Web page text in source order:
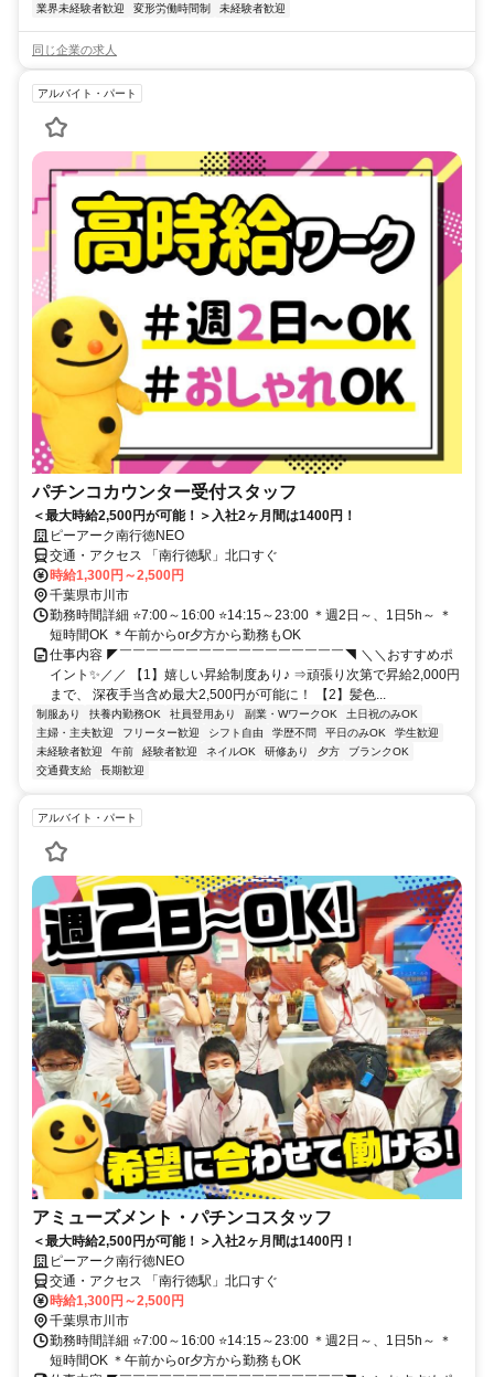
業界未経験者歓迎 変形労働時間制 未経験者歓迎
同じ企業の求人
アルバイト・パート
パチンコカウンター受付スタッフ
＜最大時給2,500円が可能！＞入社2ヶ月間は1400円！
ピーアーク南行徳NEO
交通・アクセス 「南行徳駅」北口すぐ
時給1,300円～2,500円
千葉県市川市
勤務時間詳細 ⭐7:00～16:00 ⭐14:15～23:00 ＊週2日～、1日5h～ ＊
短時間OK ＊午前からor夕方から勤務もOK
仕事内容 ◤￣￣￣￣￣￣￣￣￣￣￣￣￣￣￣￣￣◥ ＼＼おすすめポ
イント✨／／ 【1】嬉しい昇給制度あり♪ ⇒頑張り次第で昇給2,000円
まで、 深夜手当含め最大2,500円が可能に！ 【2】髪色...
制服あり 扶養内勤務OK 社員登用あり 副業・WワークOK
土日祝のみOK
主婦・主夫歓迎
フリーター歓迎 シフト自由 学歴不問 平日のみOK
学生歓迎
未経験者歓迎
午前 経験者歓迎 ネイルOK 研修あり 夕方
ブランクOK
交通費支給
長期歓迎
アルバイト・パート
アミューズメント・パチンコスタッフ
＜最大時給2,500円が可能！＞入社2ヶ月間は1400円！
ピーアーク南行徳NEO
交通・アクセス 「南行徳駅」北口すぐ
時給1,300円～2,500円
千葉県市川市
勤務時間詳細 ⭐7:00～16:00 ⭐14:15～23:00 ＊週2日～、1日5h～ ＊
短時間OK ＊午前からor夕方から勤務もOK